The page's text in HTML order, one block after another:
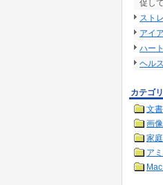
促し
スト
アイ
ハー
ヘル
カテゴ
文
画
家
ア